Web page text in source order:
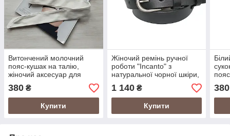
Витончений молочний
пояс-кушак на талію,
жіночий аксесуар для
суконь, пояс-кушак зі
штучної шкіри
380 ₴
Купити
Жіночий ремінь ручної
роботи "Incanto" з
натуральної чорної шкіри,
ексклюзивний дизайн
1 140₴
Купити
на
380